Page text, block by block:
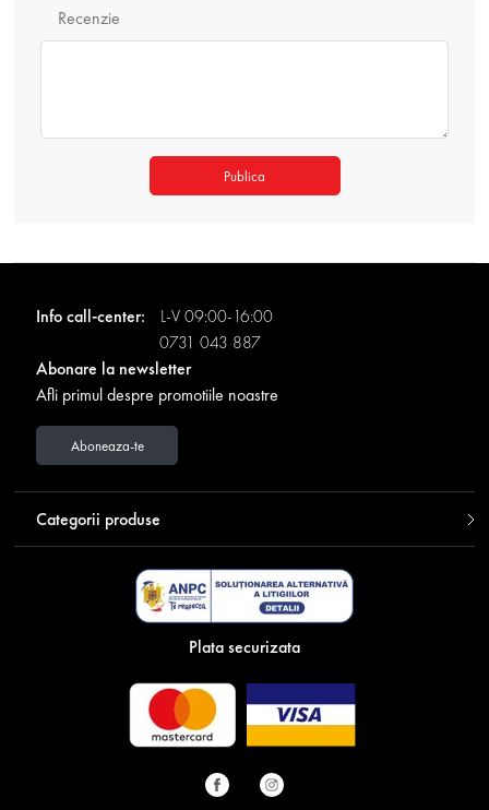
Recenzie
Publica
Info call-center:
L-V 09:00-16:00
0731 043 887
Abonare la newsletter
Afli primul despre promotiile noastre
Aboneaza-te
Categorii produse
Plata securizata